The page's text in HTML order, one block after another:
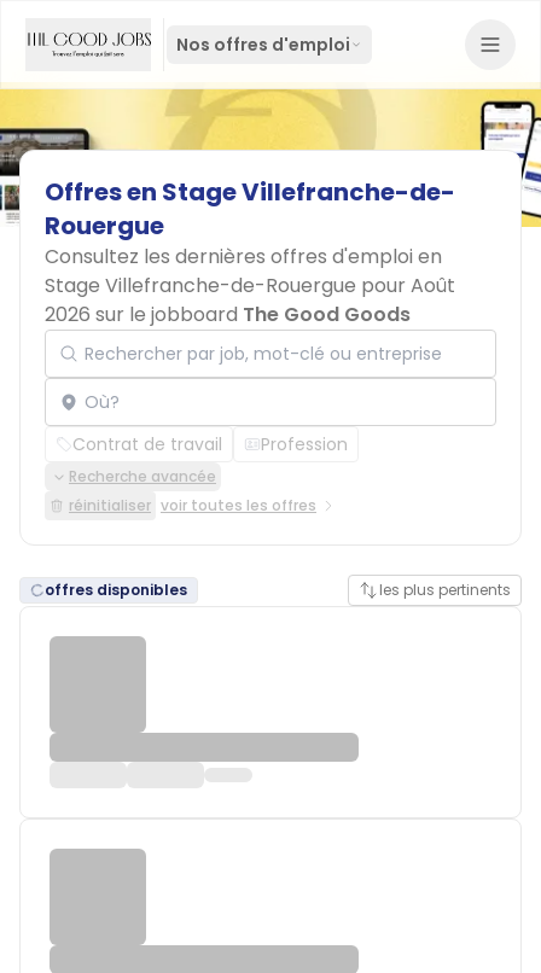
Nos offres d'emploi
Offresen StageVillefranche-de-
Rouergue
Consultez les dernières offres d'emploi en
Stage Villefranche-de-Rouergue pour Août
2026 sur le jobboard The Good Goods
Rechercher par job, mot-clé ou entreprise
Localisation
Contrat de travail Profession
Recherche avancée
réinitialiser voir toutes les offres
offres disponibles les plus pertinents